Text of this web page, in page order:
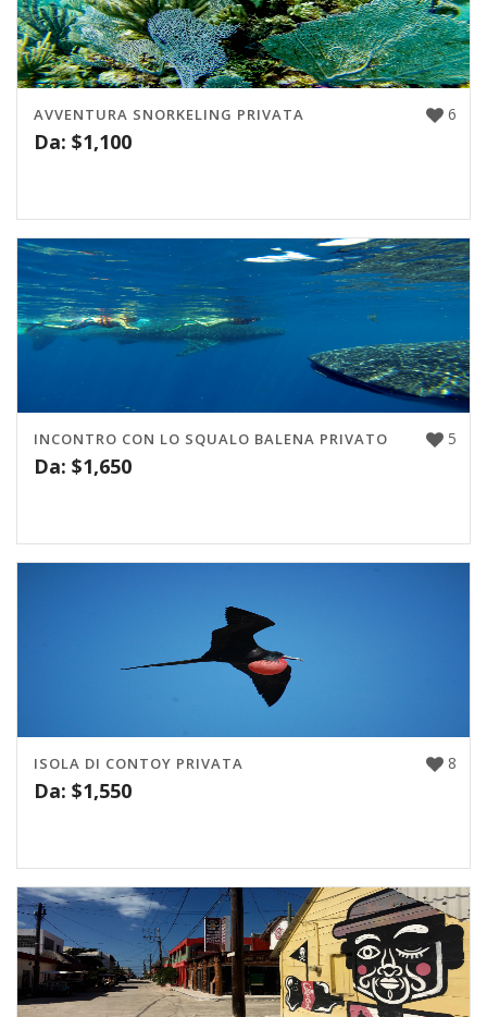
6
AVVENTURA SNORKELING PRIVATA
Da: $1,100
5
INCONTRO CON LO SQUALO BALENA PRIVATO
Da: $1,650
8
ISOLA DI CONTOY PRIVATA
Da: $1,550